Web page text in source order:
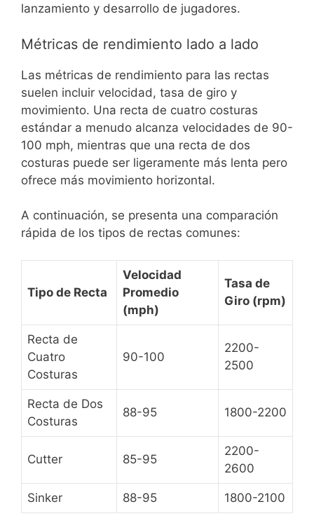
lanzamiento y desarrollo de jugadores.
Métricas de rendimiento lado a lado
Las métricas de rendimiento para las rectas
suelen incluir velocidad, tasa de giro y
movimiento. Una recta de cuatro costuras
estándar a menudo alcanza velocidades de 90-
100 mph, mientras que una recta de dos
costuras puede ser ligeramente más lenta pero
ofrece más movimiento horizontal.
A continuación, se presenta una comparación
rápida de los tipos de rectas comunes:
Tipo de Recta
Velocidad
Promedio
(mph)
Tasa de
Giro (rpm)
Recta de
Cuatro
Costuras
90-100
2200-
2500
Recta de Dos
Costuras
88-95 1800-2200
Cutter 85-95
2200-
2600
Sinker 88-95 1800-2100